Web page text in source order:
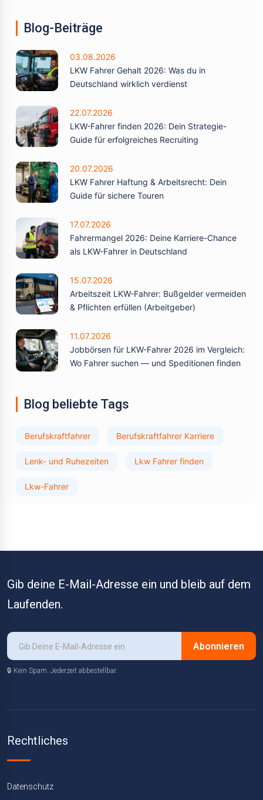
Blog-Beiträge
03.08.2026
LKW Fahrer Gehalt 2026: Was du in
Deutschland wirklich verdienst
22.07.2026
LKW-Fahrer finden 2026: Dein Strategie-
Guide für erfolgreiches Recruiting
20.07.2026
LKW Fahrer Haftung & Arbeitsrecht: Dein
Guide für sichere Touren
17.07.2026
Fahrermangel 2026: Deine Karriere-Chance
als LKW-Fahrer in Deutschland
15.07.2026
Arbeitszeit LKW-Fahrer: Bußgelder vermeiden
& Pflichten erfüllen (Arbeitgeber)
11.07.2026
Jobbörsen für LKW-Fahrer 2026 im Vergleich:
Wo Fahrer suchen — und Speditionen finden
Blog beliebte Tags
Berufskraftfahrer Berufskraftfahrer Karriere
Lenk- und Ruhezeiten Lkw Fahrer finden
Lkw-Fahrer
Gib deine E-Mail-Adresse ein und bleib auf dem
Laufenden.
Abonnieren
🔒 Kein Spam. Jederzeit abbestellbar.
Rechtliches
Datenschutz